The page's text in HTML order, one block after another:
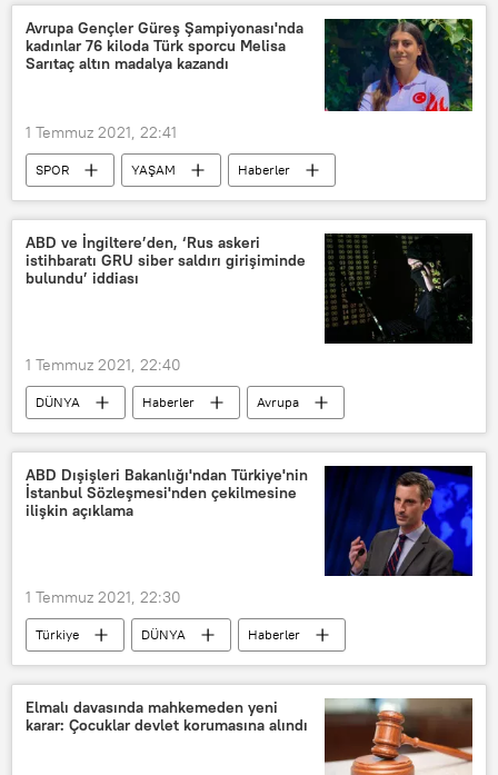
Cumhurbaşkanlığı İletişim Başkanlığı
Fahrettin Altun
YouTube
Avrupa Gençler Güreş Şampiyonası'nda
kadınlar 76 kiloda Türk sporcu Melisa
Sarıtaç altın madalya kazandı
1 Temmuz 2021, 22:41
SPOR YAŞAM
Haberler
Avrupa Gençler Güreş Şampiyonası
Melisa Sarıtaç
altın madalya
Kadınlar
Dortmund
ABD ve İngiltere’den, ‘Rus askeri
istihbaratı GRU siber saldırı girişiminde
bulundu’ iddiası
1 Temmuz 2021, 22:40
DÜNYA Haberler
Avrupa
ABD
İngiltere
Rusya
Siber saldırı
GRU
ABD Dışişleri Bakanlığı'ndan Türkiye'nin
İstanbul Sözleşmesi'nden çekilmesine
ilişkin açıklama
1 Temmuz 2021, 22:30
Türkiye DÜNYA
Haberler
POLİTİKA
Ned Price
ABD
TÜRKİYE
İstanbul Sözleşmesi
Çekilme
Elmalı davasında mahkemeden yeni
karar: Çocuklar devlet korumasına alındı